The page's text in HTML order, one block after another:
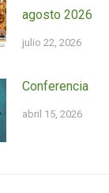
agosto 2026
julio 22, 2026
Conferencia
abril 15, 2026